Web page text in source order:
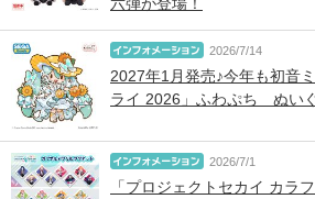
2026/7/14
2027年1月発売♪今年も初音
ライ 2026」ふわぷち ぬい
2026/7/1
「プロジェクトセカイ カラ